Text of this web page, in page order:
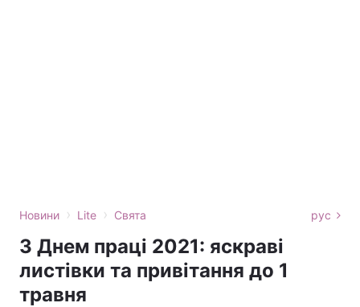
Новини › Lite › Свята рус
З Днем праці 2021: яскраві
листівки та привітання до 1
травня